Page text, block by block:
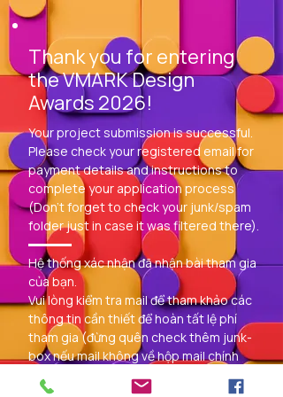
​Thank you for entering
the VMARK Design
Awards 2026!
Your project submission is successful.
Please check your registered email for
payment details and instructions to
complete your application process
(Don't forget to check your junk/spam
folder just in case it was filtered there).
Hệ thống xác nhận đã nhận bài tham gia
của bạn.
Vui lòng kiểm tra mail để tham khảo các
thông tin cần thiết để hoàn tất lệ phí
tham gia (đừng quên check thêm junk-
box nếu mail không về hộp mail chính
của bạn).